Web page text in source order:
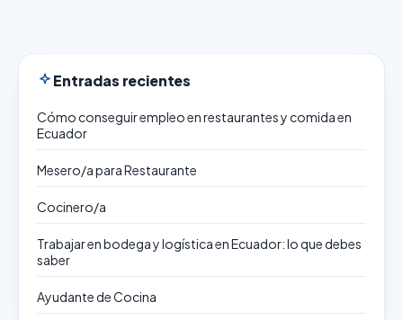
Entradas recientes
Cómo conseguir empleo en restaurantes y comida en
Ecuador
Mesero/a para Restaurante
Cocinero/a
Trabajar en bodega y logística en Ecuador: lo que debes
saber
Ayudante de Cocina